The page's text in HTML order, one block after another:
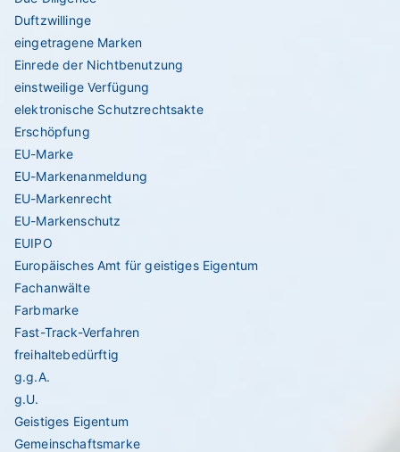
Duftzwillinge
eingetragene Marken
Einrede der Nichtbenutzung
einstweilige Verfügung
elektronische Schutzrechtsakte
Erschöpfung
EU-Marke
EU-Markenanmeldung
EU-Markenrecht
EU-Markenschutz
EUIPO
Europäisches Amt für geistiges Eigentum
Fachanwälte
Farbmarke
Fast-Track-Verfahren
freihaltebedürftig
g.g.A.
g.U.
Geistiges Eigentum
Gemeinschaftsmarke